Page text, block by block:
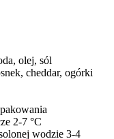
olej, sól
cheddar, ogórki
2-7 °C
wodzie 3-4